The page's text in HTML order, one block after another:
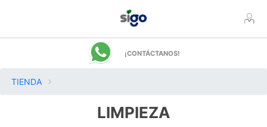
¡CONTÁCTANOS!
TIENDA
LIMPIEZA